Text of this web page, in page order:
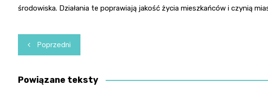
środowiska. Działania te poprawiają jakość życia mieszkańców i czynią
Nawigacja
wpisu
Poprzedni
Powiązane teksty